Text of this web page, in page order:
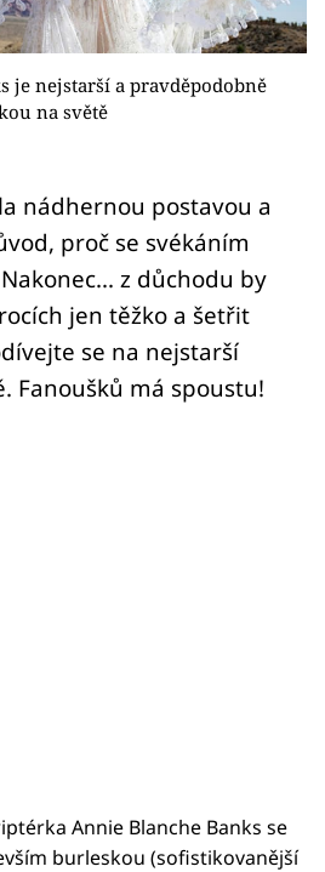
je nejstarší a pravděpodobně
na světě
nádhernou postavou a
proč se svékáním
z důchodu by
jen těžko a šetřit
se na nejstarší
Fanoušků má spoustu!
Annie Blanche Banks se
burleskou (sofistikovanější